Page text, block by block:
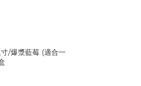
寸/爆漿藍莓 (適合一